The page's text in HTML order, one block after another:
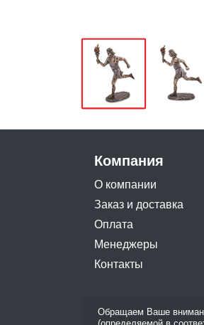
Компания
О компании
Заказ и доставка
Оплата
Менеджеры
Контакты
Обращаем Ваше